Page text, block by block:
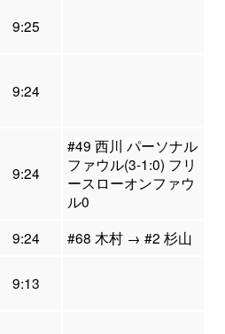
9:25
9:24
9:24
#49 西川 パーソナル
ファウル(3-1:0) フリ
ースローオンファウ
ル0
9:24
#68 木村 → #2 杉山
9:13